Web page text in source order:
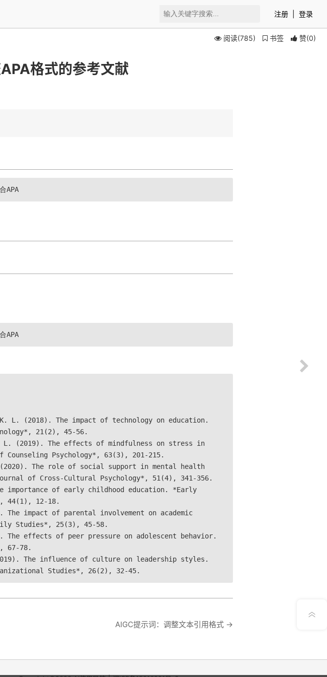
注册 登录
阅读(785) 书签 赞(0)
格式的参考文献
APA
APA
L. (2018). The impact of technology on education.
21(2), 45-56.
L. (2019). The effects of mindfulness on stress in
Psychology*, 63(3), 201-215.
The role of social support in mental health
of Cross-Cultural Psychology*, 51(4), 341-356.
importance of early childhood education. *Early
44(1), 12-18.
impact of parental involvement on academic
Studies*, 25(3), 45-58.
effects of peer pressure on adolescent behavior.
67-78.
The influence of culture on leadership styles.
Studies*, 26(2), 32-45.
AIGC提示词：调整文本引用格式 →